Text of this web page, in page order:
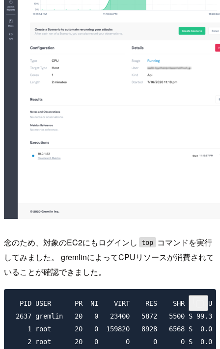
念のため、対象のEC2にもログインし top
コマンドを実行
してみました。 gremlinによってCPUリソースが消費されて
いることが確認できました。
PID USER      PR  NI    VIRT    RES    SHR S %CPU
2637 gremlin   20   0   23400   5872   5500 S 99.3
1 root      20   0  159820   8928   6568 S  0.0
2 root      20   0       0      0      0 S  0.0